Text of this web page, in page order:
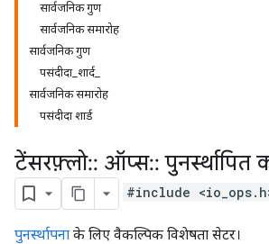
सार्वजनिक गुण
सार्वजनिक समारोह
सार्वजनिक गुण
पसंदीदा_शार्द_
सार्वजनिक समारोह
पसंदीदा शार्ड
टेंसरफ़्लो:: ऑप्स:: पुनर्स्थापित
#include
पुनर्स्थापना के लिए वैकल्पिक विशेषता सेटर।